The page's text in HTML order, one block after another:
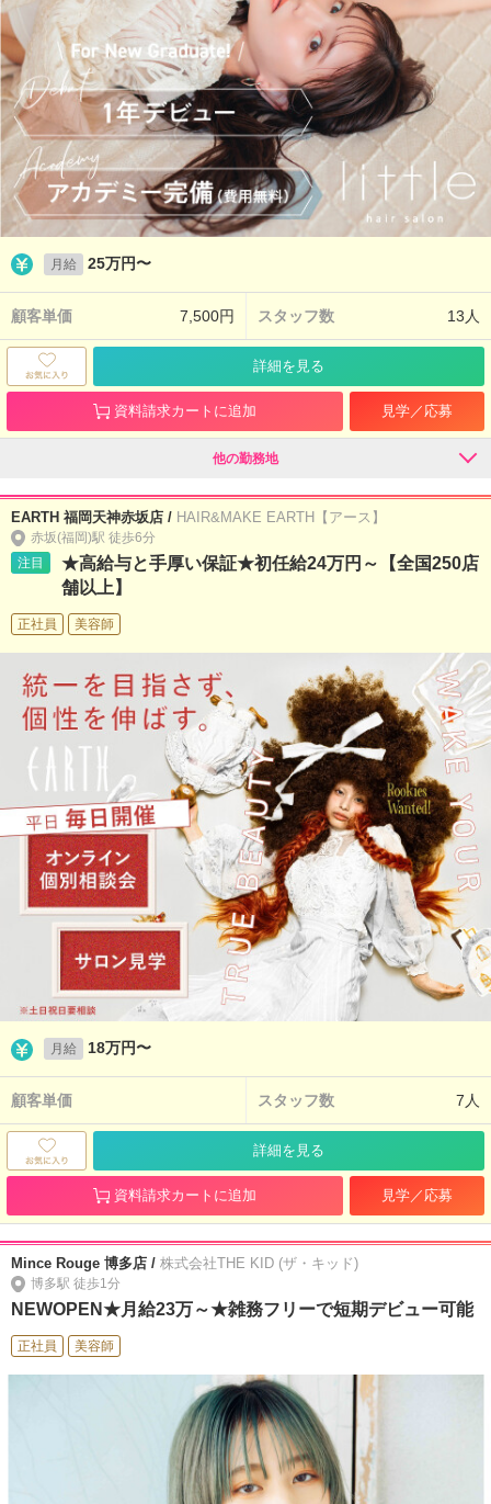
月給 25万円〜
顧客単価 7,500円 スタッフ数 13人
詳細を見る
資料請求カートに追加 見学／応募
他の勤務地
EARTH 福岡天神赤坂店 / HAIR&MAKE EARTH【アース】
赤坂(福岡)駅 徒歩6分
注目
★高給与と手厚い保証★初任給24万円～【全国250店
舗以上】
正社員 美容師
月給 18万円〜
顧客単価 スタッフ数 7人
詳細を見る
資料請求カートに追加 見学／応募
Mince Rouge 博多店 / 株式会社THE KID (ザ・キッド)
博多駅 徒歩1分
NEWOPEN★月給23万～★雑務フリーで短期デビュー可能
正社員 美容師